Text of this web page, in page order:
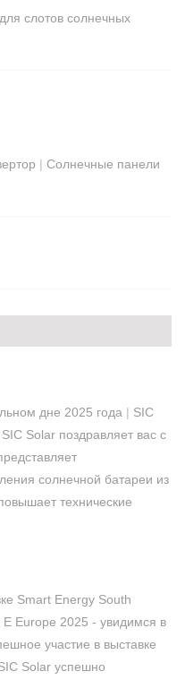
слотов солнечных
| Солнечные панели
дне 2025 года | SIC
SIC Solar поздравляет вас с
солнечной батареи из
технические
Smart Energy South
Europe 2025 - увидимся в
участие в выставке
Solar успешно